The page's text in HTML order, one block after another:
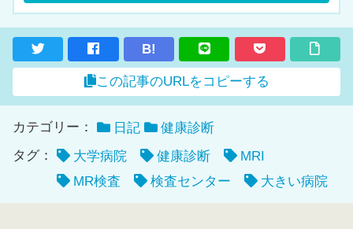
B!
この記事のURLをコピーする
カテゴリー： 日記
健康診断
タグ：
大学病院 健康診断
MRI
MR検査
検査センター 大きい病院